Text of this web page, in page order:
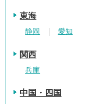
東海
静岡 愛知
関西
兵庫
中国・四国